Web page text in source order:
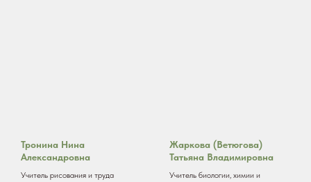
Тронина Нина
Александровна
Учитель рисования и труда
Жаркова (Ветюгова)
Татьяна Владимировна
Учитель биологии, химии и